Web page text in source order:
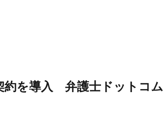
約を導入 弁護士ドットコム